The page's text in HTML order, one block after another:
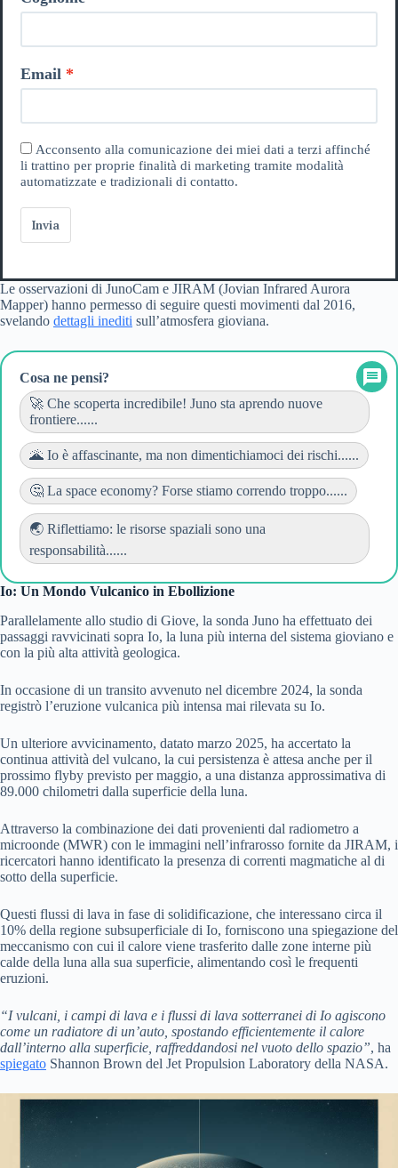
Email
Acconsento alla comunicazione dei miei dati a terzi affinché
li trattino per proprie finalità di marketing tramite modalità
automatizzate e tradizionali di contatto.
Invia
Le osservazioni di JunoCam e JIRAM (Jovian Infrared Aurora
Mapper) hanno permesso di seguire questi movimenti dal 2016,
svelando dettagli inediti sull’atmosfera gioviana.
Cosa ne pensi?
🚀 Che scoperta incredibile! Juno sta aprendo nuove
frontiere......
🌋 Io è affascinante, ma non dimentichiamoci dei rischi......
🤔 La space economy? Forse stiamo correndo troppo......
🌏 Riflettiamo: le risorse spaziali sono una
responsabilità......
Io: Un Mondo Vulcanico in Ebollizione
Parallelamente allo studio di Giove, la sonda Juno ha effettuato dei
passaggi ravvicinati sopra Io, la luna più interna del sistema gioviano e
con la più alta attività geologica.
In occasione di un transito avvenuto nel dicembre 2024, la sonda
registrò l’eruzione vulcanica più intensa mai rilevata su Io.
Un ulteriore avvicinamento, datato marzo 2025, ha accertato la
continua attività del vulcano, la cui persistenza è attesa anche per il
prossimo flyby previsto per maggio, a una distanza approssimativa di
89.000 chilometri dalla superficie della luna.
Attraverso la combinazione dei dati provenienti dal radiometro a
microonde (MWR) con le immagini nell’infrarosso fornite da JIRAM, i
ricercatori hanno identificato la presenza di correnti magmatiche al di
sotto della superficie.
Questi flussi di lava in fase di solidificazione, che interessano circa il
10% della regione subsuperficiale di Io, forniscono una spiegazione del
meccanismo con cui il calore viene trasferito dalle zone interne più
calde della luna alla sua superficie, alimentando così le frequenti
eruzioni.
“I vulcani, i campi di lava e i flussi di lava sotterranei di Io agiscono
come un radiatore di un’auto, spostando efficientemente il calore
dall’interno alla superficie, raffreddandosi nel vuoto dello spazio”, ha
spiegato Shannon Brown del Jet Propulsion Laboratory della NASA.